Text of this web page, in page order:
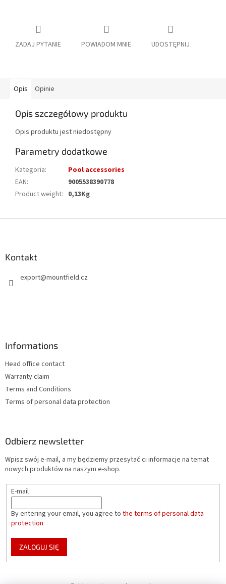
ZADAJ PYTANIE POWIADOM MNIE UDOSTĘPNIJ
Opis Opinie
Opis szczegółowy produktu
Opis produktu jest niedostępny
Parametry dodatkowe
Kategoria:
Pool accessories
EAN:
9005538390778
Product weight: 0,13Kg
Kontakt
export@mountfield.cz
Informations
Head office contact
Warranty claim
Terms and Conditions
Terms of personal data protection
Odbierz newsletter
Wpisz swój e-mail, a my będziemy przesyłać ci informacje na temat
nowych produktów na naszym e-shop.
E-mail
By entering your email, you agree to the terms of personal data
protection
ZALOGUJ SIĘ